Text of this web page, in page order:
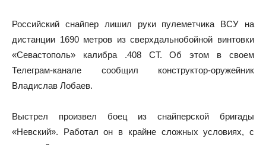
Российский снайпер лишил руки пулеметчика ВСУ на
дистанции 1690 метров из сверхдальнобойной винтовки
«Севастополь» калибра .408 CT. Об этом в своем
Телеграм-канале сообщил конструктор-оружейник
Владислав Лобаев.
Выстрел произвел боец из снайперской бригады
«Невский». Работал он в крайне сложных условиях, с